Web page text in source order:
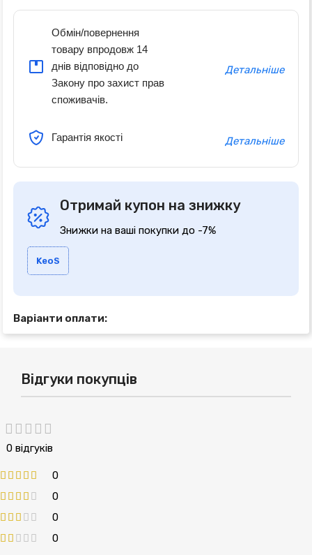
Обмін/повернення
товару впродовж 14
днів відповідно до
Закону про захист прав
споживачів.
Детальніше
Гарантія якості Детальніше
Отримай купон на знижку
Знижки на ваші покупки до -7%
KeoS
Варіанти оплати:
Відгуки покупців
0 відгуків
0
0
0
0